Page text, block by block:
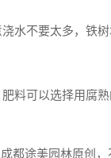
水不要太多，铁
料可以选择用腐
都途美园林原创，